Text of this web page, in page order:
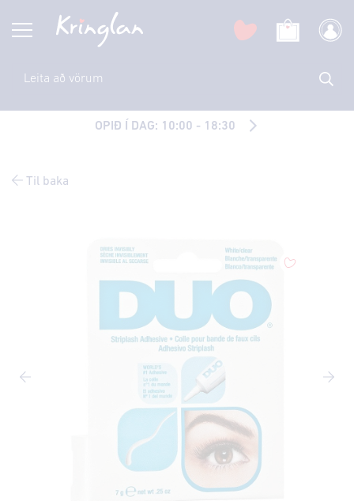
OPIÐ Í DAG: 10:00 - 18:30
Til baka